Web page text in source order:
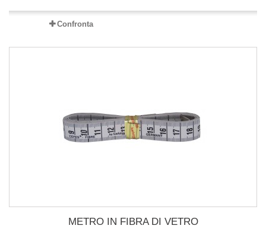
Confronta
METRO IN FIBRA DI VETRO